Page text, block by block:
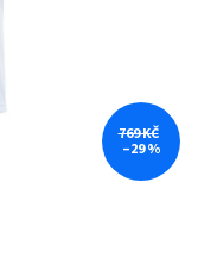
769 KČ
–29 %